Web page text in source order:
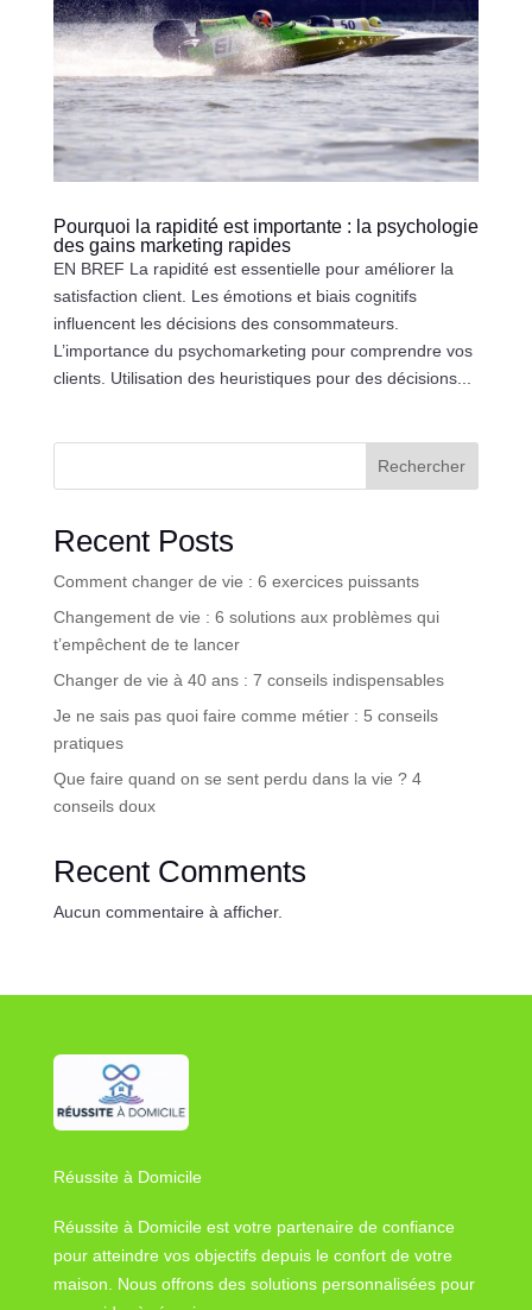
Pourquoi la rapidité est importante : la psychologie
des gains marketing rapides
EN BREF La rapidité est essentielle pour améliorer la
satisfaction client. Les émotions et biais cognitifs
influencent les décisions des consommateurs.
L’importance du psychomarketing pour comprendre vos
clients. Utilisation des heuristiques pour des décisions...
Rechercher
Recent Posts
Comment changer de vie : 6 exercices puissants
Changement de vie : 6 solutions aux problèmes qui
t’empêchent de te lancer
Changer de vie à 40 ans : 7 conseils indispensables
Je ne sais pas quoi faire comme métier : 5 conseils
pratiques
Que faire quand on se sent perdu dans la vie ? 4
conseils doux
Recent Comments
Aucun commentaire à afficher.
Réussite à Domicile
Réussite à Domicile est votre partenaire de confiance
pour atteindre vos objectifs depuis le confort de votre
maison. Nous offrons des solutions personnalisées pour